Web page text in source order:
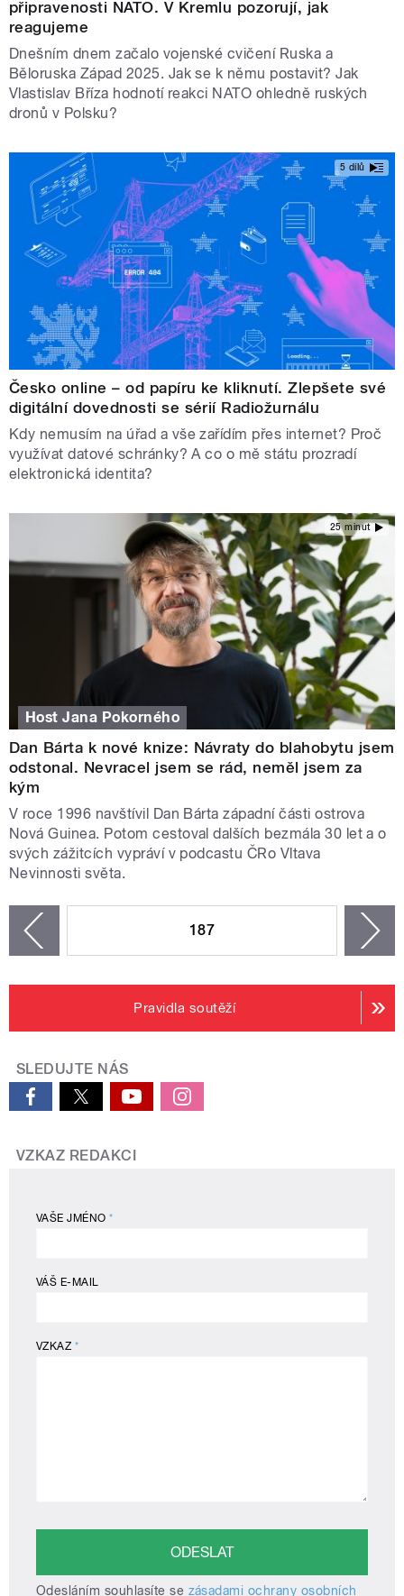
připravenosti NATO. V Kremlu pozorují, jak
reagujeme
Dnešním dnem začalo vojenské cvičení Ruska a
Běloruska Západ 2025. Jak se k němu postavit? Jak
Vlastislav Bříza hodnotí reakci NATO ohledně ruských
dronů v Polsku?
5 dílů
Česko online – od papíru ke kliknutí. Zlepšete své
digitální dovednosti se sérií Radiožurnálu
Kdy nemusím na úřad a vše zařídím přes internet? Proč
využívat datové schránky? A co o mě státu prozradí
elektronická identita?
25 minut
Host Jana Pokorného
Dan Bárta k nové knize: Návraty do blahobytu jsem
odstonal. Nevracel jsem se rád, neměl jsem za
kým
V roce 1996 navštívil Dan Bárta západní části ostrova
Nová Guinea. Potom cestoval dalších bezmála 30 let a o
svých zážitcích vypráví v podcastu ČRo Vltava
Nevinnosti světa.
187
Pravidla soutěží
SLEDUJTE NÁS
VZKAZ REDAKCI
VAŠE JMÉNO*
VÁŠ E-MAIL
VZKAZ *
Odesláním souhlasíte se zásadami ochrany osobních